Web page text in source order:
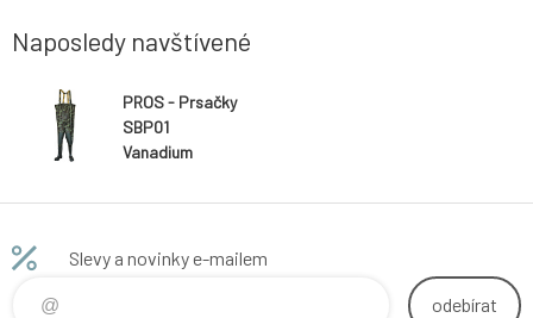
Naposledy navštívené
PROS - Prsačky
SBP01
Vanadium
CAMO, vel. 46
Slevy a novinky e-mailem
odebírat